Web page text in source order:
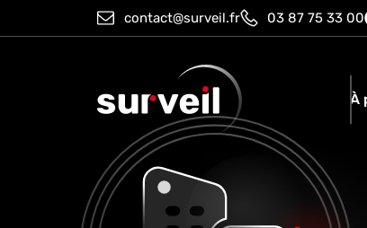
contact@surveil.fr 03 87 75 33 00
À